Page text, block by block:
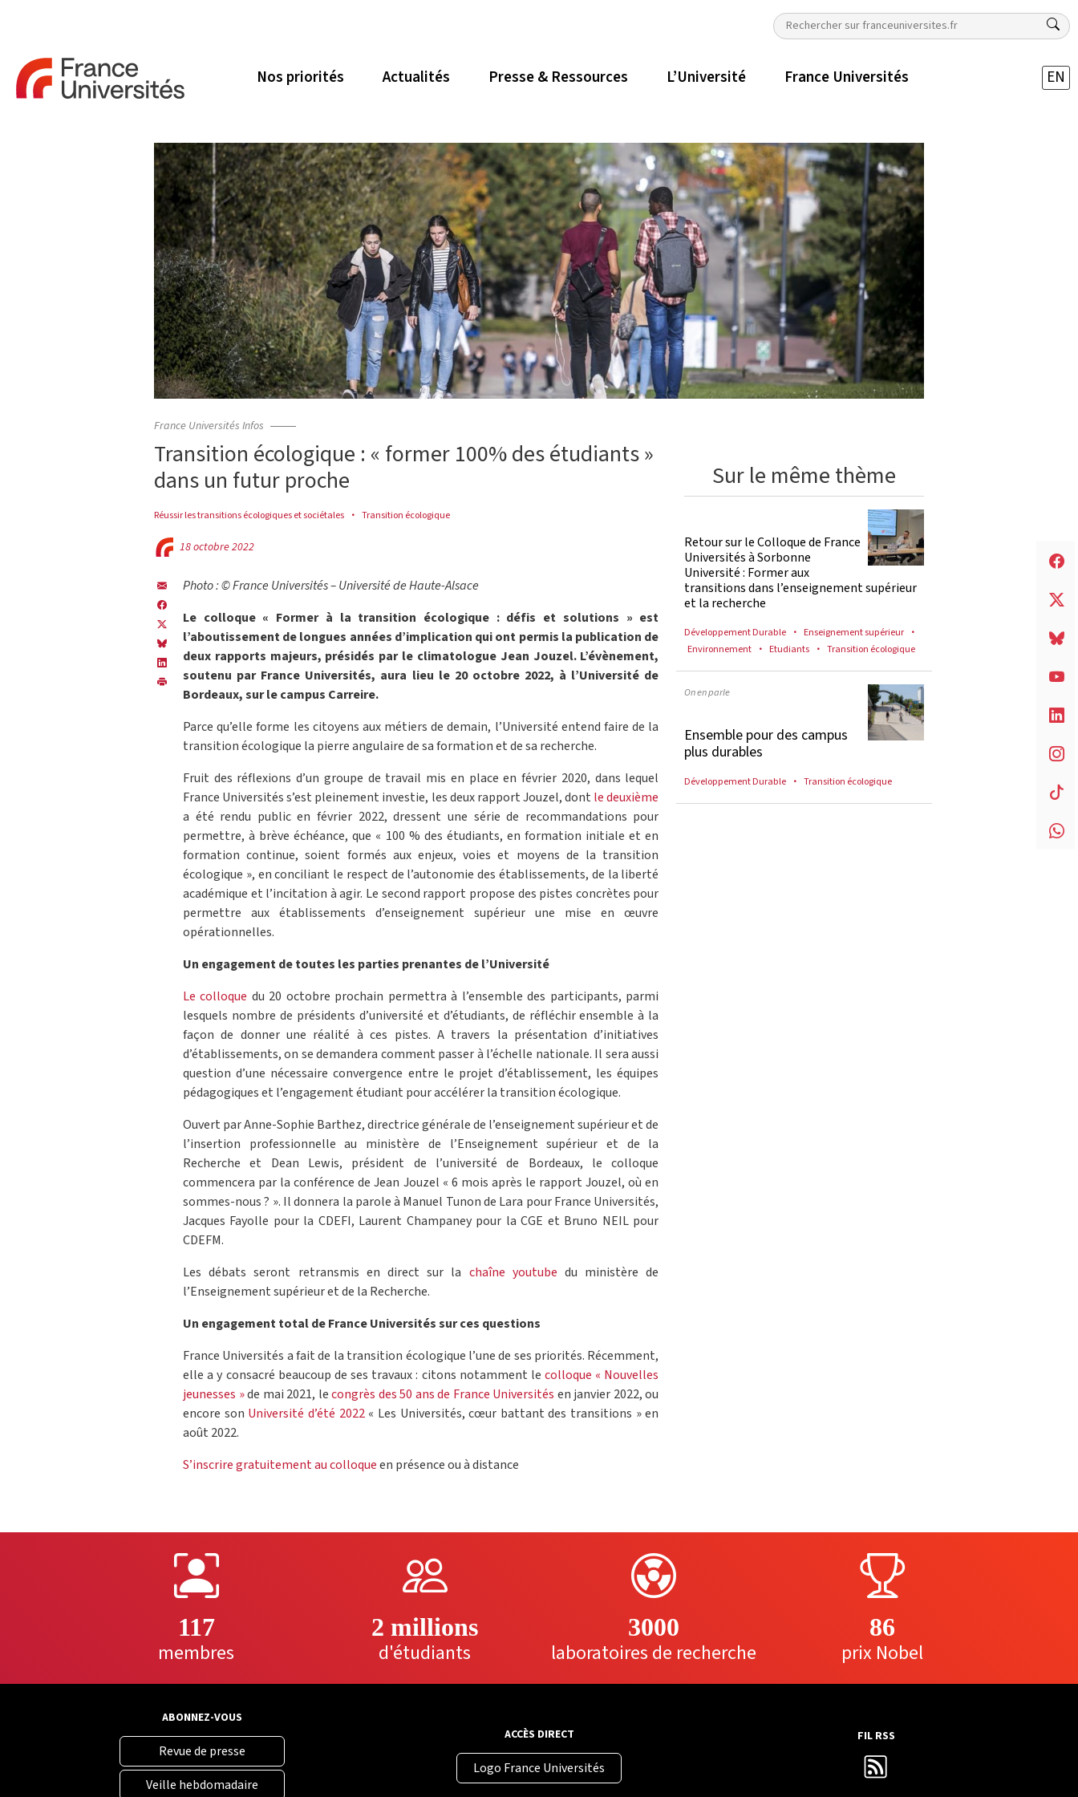
Nos priorités Actualités Presse & Ressources L’Université France Universités EN
France Universités Infos
Transition écologique : « former 100% des étudiants »
dans un futur proche
Réussir les transitions écologiques et sociétales Transition écologique
18 octobre 2022
Photo : © France Universités – Université de Haute-Alsace
Le colloque « Former à la transition écologique : défis et solutions » est
l’aboutissement de longues années d’implication qui ont permis la publication de
deux rapports majeurs, présidés par le climatologue Jean Jouzel. L’évènement,
soutenu par France Universités, aura lieu le 20 octobre 2022, à l’Université de
Bordeaux, sur le campus Carreire.
Parce qu’elle forme les citoyens aux métiers de demain, l’Université entend faire de la
transition écologique la pierre angulaire de sa formation et de sa recherche.
Fruit des réflexions d’un groupe de travail mis en place en février 2020, dans lequel
France Universités s’est pleinement investie, les deux rapport Jouzel, dont le deuxième
a été rendu public en février 2022, dressent une série de recommandations pour
permettre, à brève échéance, que « 100 % des étudiants, en formation initiale et en
formation continue, soient formés aux enjeux, voies et moyens de la transition
écologique », en conciliant le respect de l’autonomie des établissements, de la liberté
académique et l’incitation à agir. Le second rapport propose des pistes concrètes pour
permettre aux établissements d’enseignement supérieur une mise en œuvre
opérationnelles.
Un engagement de toutes les parties prenantes de l’Université
Le colloque du 20 octobre prochain permettra à l’ensemble des participants, parmi
lesquels nombre de présidents d’université et d’étudiants, de réfléchir ensemble à la
façon de donner une réalité à ces pistes. A travers la présentation d’initiatives
d’établissements, on se demandera comment passer à l’échelle nationale. Il sera aussi
question d’une nécessaire convergence entre le projet d’établissement, les équipes
pédagogiques et l’engagement étudiant pour accélérer la transition écologique.
Ouvert par Anne-Sophie Barthez, directrice générale de l’enseignement supérieur et de
l’insertion professionnelle au ministère de l’Enseignement supérieur et de la
Recherche et Dean Lewis, président de l’université de Bordeaux, le colloque
commencera par la conférence de Jean Jouzel « 6 mois après le rapport Jouzel, où en
sommes-nous ? ». Il donnera la parole à Manuel Tunon de Lara pour France Universités,
Jacques Fayolle pour la CDEFI, Laurent Champaney pour la CGE et Bruno NEIL pour
CDEFM.
Les débats seront retransmis en direct sur la chaîne youtube du ministère de
l’Enseignement supérieur et de la Recherche.
Un engagement total de France Universités sur ces questions
France Universités a fait de la transition écologique l’une de ses priorités. Récemment,
elle a y consacré beaucoup de ses travaux : citons notamment lecolloque « Nouvelles
jeunesses »de mai 2021, lecongrès des 50 ans de France Universités en janvier 2022, ou
encore son Université d’été 2022« Les Universités, cœur battant des transitions » en
août 2022.
S’inscrire gratuitement au colloqueen présence ou à distance
Sur le même thème
Retour sur le Colloque de France
Universités à Sorbonne
Université : Former aux
transitions dans l’enseignement supérieur
et la recherche
Développement Durable
Enseignement supérieur
Environnement
Etudiants Transition écologique
On en parle
Ensemble pour des campus
plus durables
Développement Durable Transition écologique
117
membres
2 millions
d'étudiants
3000
laboratoires de recherche
86
prix Nobel
ABONNEZ-VOUS
Revue de presse
Veille hebdomadaire
ACCÈS DIRECT
Logo France Universités
FIL RSS